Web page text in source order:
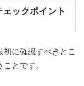
ックポイント
に確認すべきとこ
ことです。